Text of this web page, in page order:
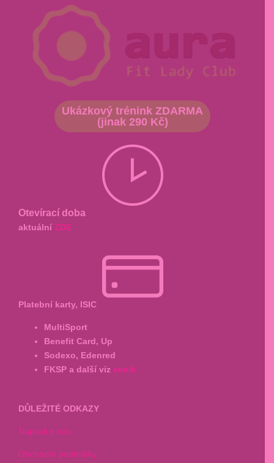
Ukázkový trénink ZDARMA
(jinak 290 Kč)
Otevírací doba
aktuální ZDE
Platební karty, ISIC
MultiSport
Benefit Card, Up
Sodexo, Edenred
FKSP a další viz ceník
DŮLEŽITÉ ODKAZY
Napsali o nás
Obchodní podmínky